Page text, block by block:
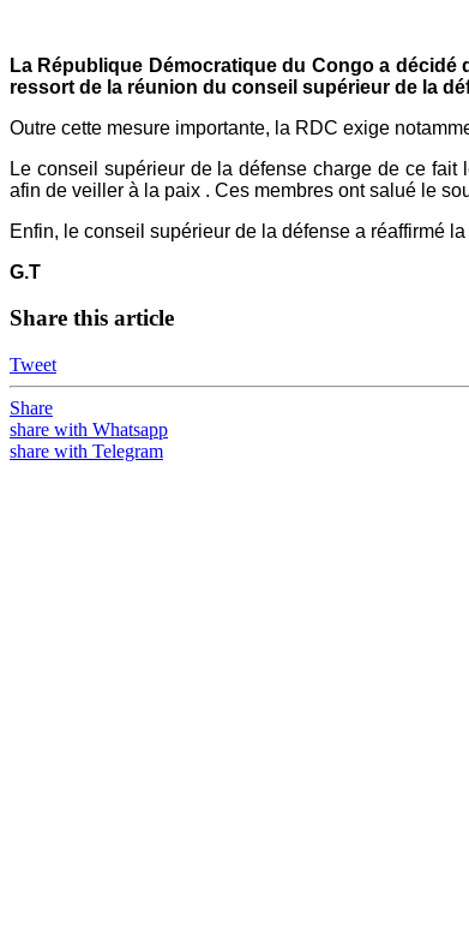
La République Démocratique du Congo a
ressort de la réunion du conseil supérieur de la
Outre cette mesure importante, la RDC exige
Le conseil supérieur de la défense charge de ce
afin de veiller à la paix . Ces membres ont salué le
Enfin, le conseil supérieur de la défense a réaffirmé
G.T
Share this article
Tweet
Share
share with Whatsapp
share with Telegram